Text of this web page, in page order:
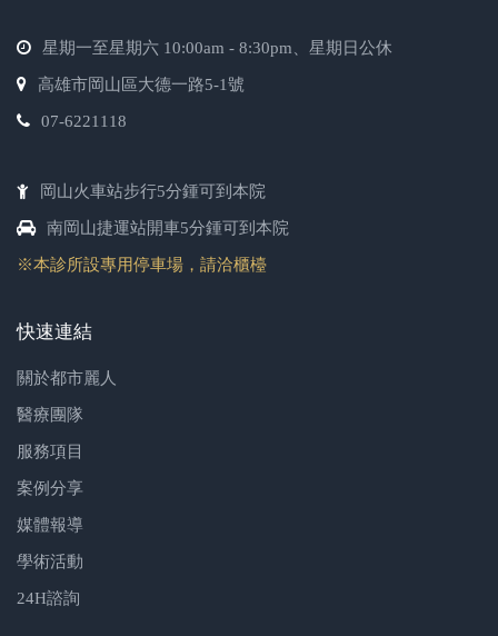
星期一至星期六 10:00am - 8:30pm、星期日公休
高雄市岡山區大德一路5-1號
07-6221118
岡山火車站步行5分鍾可到本院
南岡山捷運站開車5分鍾可到本院
※本診所設專用停車場，請洽櫃檯
快速連結
關於都市麗人
醫療團隊
服務項目
案例分享
媒體報導
學術活動
24H諮詢